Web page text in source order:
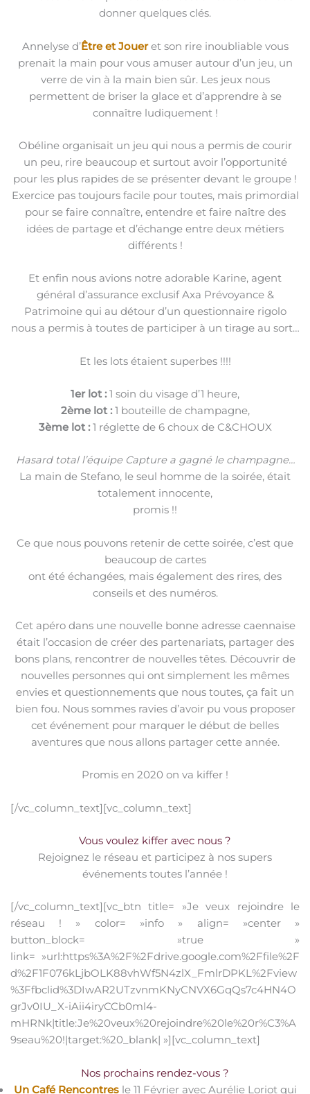
donner quelques clés.
Annelyse d’Être et Joueret son rire inoubliable vous
prenait la main pour vous amuser autour d’un jeu, un
verre de vin à la main bien sûr. Les jeux nous
permettent de briser la glace et d’apprendre à se
connaître ludiquement !
Obéline organisait un jeu qui nous a permis de courir
un peu, rire beaucoup et surtout avoir l’opportunité
pour les plus rapides de se présenter devant le groupe !
Exercice pas toujours facile pour toutes, mais primordial
pour se faire connaître, entendre et faire naître des
idées de partage et d’échange entre deux métiers
différents !
Et enfin nous avions notre adorable Karine, agent
général d’assurance exclusif Axa Prévoyance &
Patrimoine qui au détour d’un questionnaire rigolo
nous a permis à toutes de participer à un tirage au sort…
Et les lots étaient superbes !!!!
1er lot :1 soin du visage d’1 heure,
2ème lot :1 bouteille de champagne,
3ème lot :1 réglette de 6 choux de C&CHOUX
Hasard total l’équipe Capture a gagné le champagne…
La main de Stefano, le seul homme de la soirée, était
totalement innocente,
promis !!
Ce que nous pouvons retenir de cette soirée, c’est que
beaucoup de cartes
ont été échangées, mais également des rires, des
conseils et des numéros.
Cet apéro dans une nouvelle bonne adresse caennaise
était l’occasion de créer des partenariats, partager des
bons plans, rencontrer de nouvelles têtes. Découvrir de
nouvelles personnes qui ont simplement les mêmes
envies et questionnements que nous toutes, ça fait un
bien fou. Nous sommes ravies d’avoir pu vous proposer
cet événement pour marquer le début de belles
aventures que nous allons partager cette année.
Promis en 2020 on va kiffer !
[/vc_column_text][vc_column_text]
Vous voulez kiffer avec nous ?
Rejoignez le réseau et participez à nos supers
événements toutes l’année !
[/vc_column_text][vc_btn title= »Je veux rejoindre le
réseau ! » color= »info » align= »center »
button_block= »true »
link= »url:https%3A%2F%2Fdrive.google.com%2Ffile%2F
d%2F1F076kLjbOLK88vhWf5N4zlX_FmlrDPKL%2Fview
%3Ffbclid%3DIwAR2UTzvnmKNyCNVX6GqQs7c4HN4O
grJv0IU_X-iAii4iryCCb0ml4-
mHRNk|title:Je%20veux%20rejoindre%20le%20r%C3%A
9seau%20!|target:%20_blank| »][vc_column_text]
Nos prochains rendez-vous ?
Un Café Rencontresle 11 Février avec Aurélie Loriot qui